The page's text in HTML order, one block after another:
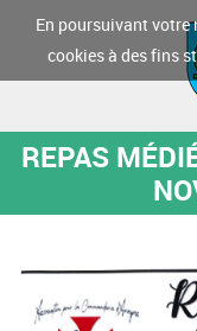
En poursuivant votre
cookies à des fins
REPAS